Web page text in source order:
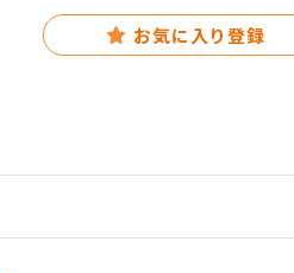
お気に入り登録